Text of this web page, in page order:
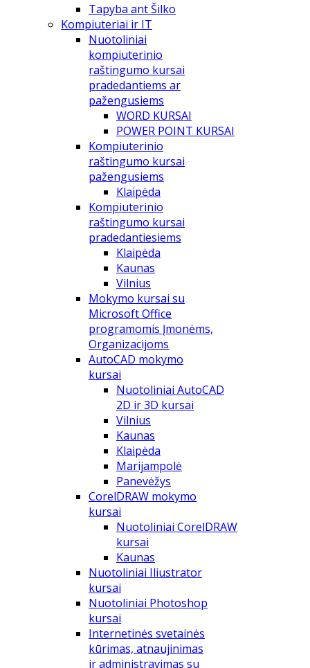
Tapyba ant Šilko
Kompiuteriai ir IT
Nuotoliniai
kompiuterinio
raštingumo kursai
pradedantiems ar
pažengusiems
WORD KURSAI
POWER POINT KURSAI
Kompiuterinio
raštingumo kursai
pažengusiems
Klaipėda
Kompiuterinio
raštingumo kursai
pradedantiesiems
Klaipėda
Kaunas
Vilnius
Mokymo kursai su
Microsoft Office
programomis Įmonėms,
Organizacijoms
AutoCAD mokymo
kursai
Nuotoliniai AutoCAD
2D ir 3D kursai
Vilnius
Kaunas
Klaipėda
Marijampolė
Panevėžys
CorelDRAW mokymo
kursai
Nuotoliniai CorelDRAW
kursai
Kaunas
Nuotoliniai Iliustrator
kursai
Nuotoliniai Photoshop
kursai
Internetinės svetainės
kūrimas, atnaujinimas
ir administravimas su